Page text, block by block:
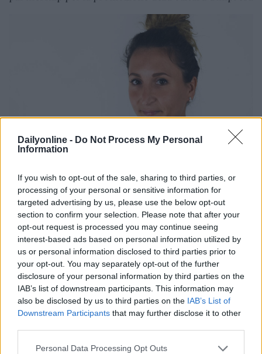
Dailyonline - Do Not Process My Personal
Information
If you wish to opt-out of the sale, sharing to third parties, or
processing of your personal or sensitive information for
targeted advertising by us, please use the below opt-out
section to confirm your selection. Please note that after your
opt-out request is processed you may continue seeing
interest-based ads based on personal information utilized by
us or personal information disclosed to third parties prior to
your opt-out. You may separately opt-out of the further
disclosure of your personal information by third parties on the
IAB’s list of downstream participants. This information may
also be disclosed by us to third parties on the IAB’s List of
Downstream Participants that may further disclose it to other
Personal Data Processing Opt Outs
Davide Sechi 23/04/2026
ScuolaZoo accelera sul 2026: media network,
community e progetti edu per diventare la
piattaforma di riferimento della Gen Z e Gen Alpha